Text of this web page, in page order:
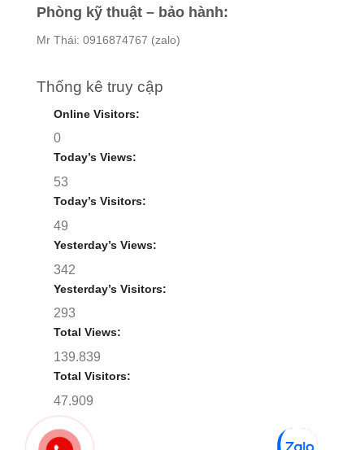
Phòng kỹ thuật – bảo hành:
Mr Thái: 0916874767 (zalo)
Thống kê truy cập
Online Visitors:
0
Today’s Views:
53
Today’s Visitors:
49
Yesterday’s Views:
342
Yesterday’s Visitors:
293
Total Views:
139.839
Total Visitors:
47.909